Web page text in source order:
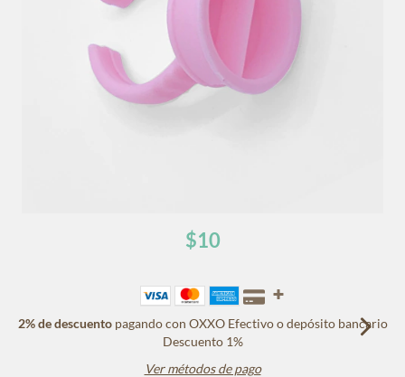
$10
2% de descuentopagando con OXXO Efectivo o depósito bancario
Descuento 1%
Ver métodos de pago